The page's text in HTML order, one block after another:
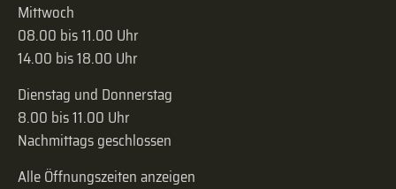
Mittwoch
08.00 bis 11.00 Uhr
14.00 bis 18.00 Uhr
Dienstag und Donnerstag
8.00 bis 11.00 Uhr
Nachmittags geschlossen
Alle Öffnungszeiten anzeigen